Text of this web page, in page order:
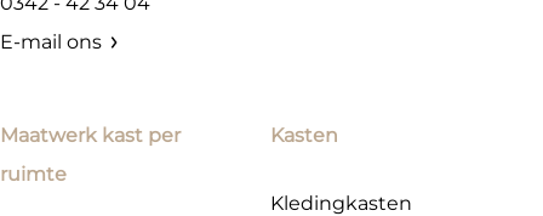
E-mail ons
Maatwerk kast per
ruimte
Kasten
Kledingkasten